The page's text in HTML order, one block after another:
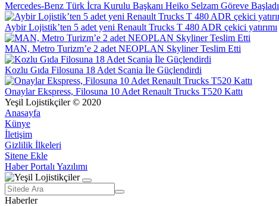
Mercedes-Benz Türk İcra Kurulu Başkanı Heiko Selzam Göreve Başladı
Aybir Lojistik’ten 5 adet yeni Renault Trucks T 480 ADR çekici yatırımı
MAN, Metro Turizm’e 2 adet NEOPLAN Skyliner Teslim Etti
Kozlu Gıda Filosuna 18 Adet Scania İle Güçlendirdi
Onaylar Ekspress, Filosuna 10 Adet Renault Trucks T520 Kattı
Yeşil Lojistikçiler © 2020
Anasayfa
Künye
İletişim
Gizlilik İlkeleri
Sitene Ekle
Haber Portalı Yazılımı
Haberler